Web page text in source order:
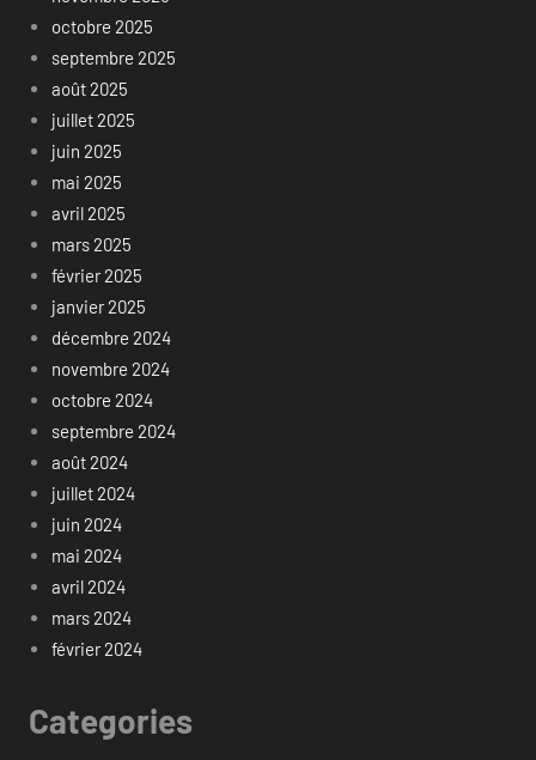
octobre 2025
septembre 2025
août 2025
juillet 2025
juin 2025
mai 2025
avril 2025
mars 2025
février 2025
janvier 2025
décembre 2024
novembre 2024
octobre 2024
septembre 2024
août 2024
juillet 2024
juin 2024
mai 2024
avril 2024
mars 2024
février 2024
Categories